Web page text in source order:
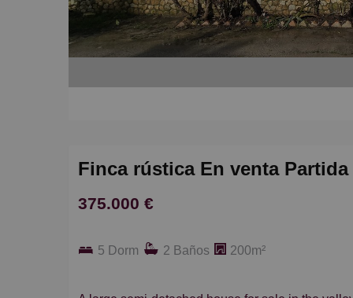
Finca rústica En venta
375.000 €
5 Dorm 2 Baños 200m²